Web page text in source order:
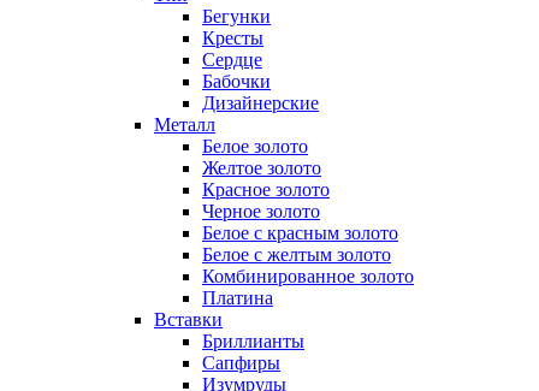
Бегунки
Кресты
Сердце
Бабочки
Дизайнерские
Металл
Белое золото
Желтое золото
Красное золото
Черное золото
Белое с красным золото
Белое с желтым золото
Комбинированное золото
Платина
Вставки
Бриллианты
Сапфиры
Изумруды